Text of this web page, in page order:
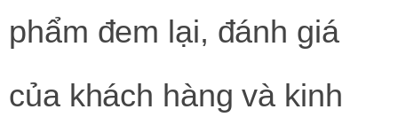
phẩm đem lại, đánh giá
của khách hàng và kinh